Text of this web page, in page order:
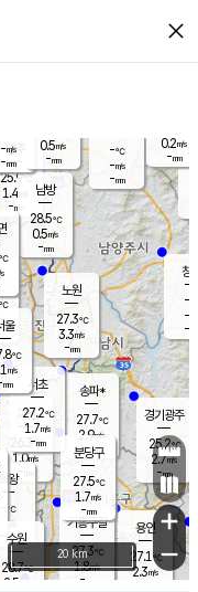
close
양주
25.9℃
1.4
-mm
과천
26.3℃
1.0m/s
- mm
용인
27.1℃
2.3m/s
경기광주
25.2℃
2.7m/s
-mm
-℃
-m/s
-mm
창
-
-m/
-
0.2m/s
-mm
의왕
- ℃
m/s
mm
s
노원
27.3℃
3.3m/s
-mm
송파*
27.7℃
2.9m/s
-mm
서초
27.2℃
1.7m/s
-mm
남방
28.5℃
0.5m/s
-mm
기흥구갈
27.3℃
1.8m/s
-
분당구
27.5℃
1.7m/s
-mm
s
-m/s
-mm
수원
28.7℃
2.5 m/s
울
℃
m/s
mm
0.5m/s
-mm
+
−
20 km